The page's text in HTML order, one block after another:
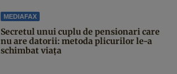
MEDIAFAX
Secretul unui cuplu de pensionari care
nu are datorii: metoda plicurilor le-a
schimbat viața